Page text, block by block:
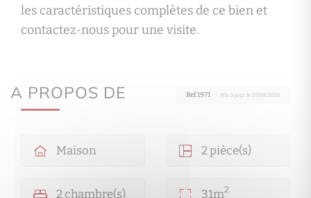
les caractéristiques complètes de ce bien et
contactez-nous pour une visite.
A PROPOS DE Ref.1971 · Mis à jour le 07/08/2026
Maison 2 pièce(s)
2 chambre(s) 31m2